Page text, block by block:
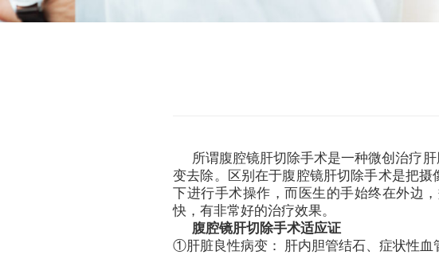
所谓腹腔镜肝切除手术是一种微创治疗
变去除。区别在于腹腔镜肝切除手术是把
下进行手术操作，而医生的手始终在外边
快，有非常好的治疗效果。
腹腔镜肝切除手术适应证
①肝脏良性病变： 肝内胆管结石、症状性血